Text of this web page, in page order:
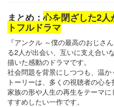
まとめ：心を閉ざした2
トフルドラマ
『アンクル ～僕の最高のおじさ
る2人が出会い、互いに支え合い
描いた感動のドラマです。
社会問題を背景にしつつも、温
トーリーは、多くの視聴者の心を
家族の形や人生の再生をテーマ
すすめしたい一作です。